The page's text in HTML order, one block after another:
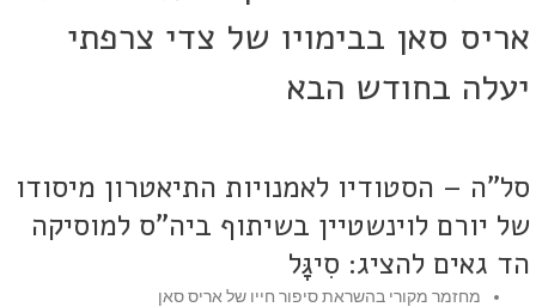
אריס סאן בבימויו של צדי צרפתי
יעלה בחודש הבא
סל"ה – הסטודיו לאמנויות התיאטרון מיסודו
של יורם לוינשטיין בשיתוף ביה"ס למוסיקה
הד גאים להציג: סִיגָּל
מחזמר מקורי בהשראת סיפור חייו של אריס סאן